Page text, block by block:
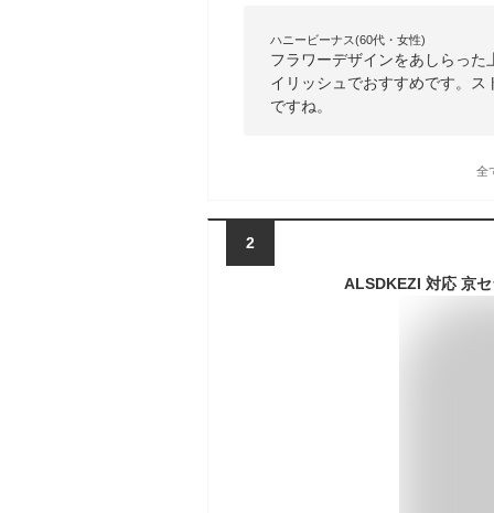
ハニービーナス(60代・女性)
フラワーデザインをあしらっ
イリッシュでおすすめです。
ですね。
全
2